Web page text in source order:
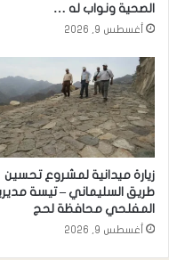
الصحية ونواب له …
أغسطس 9, 2026
زيارة ميدانية لمشروع تحسين
طريق السليماني – تيسة
المفلحي محافظة لحج
أغسطس 9, 2026